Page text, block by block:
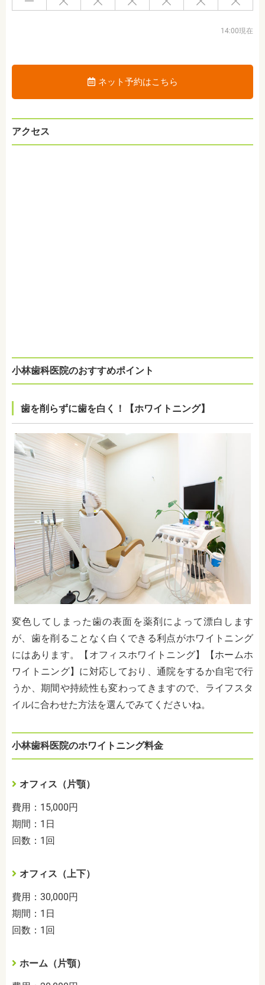
14:00現在
ネット予約はこちら
アクセス
小林歯科医院のおすすめポイント
歯を削らずに歯を白く！【ホワイトニング】
変色してしまった歯の表面を薬剤によって漂白します
が、歯を削ることなく白くできる利点がホワイトニング
にはあります。【オフィスホワイトニング】【ホームホ
ワイトニング】に対応しており、通院をするか自宅で行
うか、期間や持続性も変わってきますので、ライフスタ
イルに合わせた方法を選んでみてくださいね。
小林歯科医院のホワイトニング料金
オフィス（片顎）
費用：15,000円
期間：1日
回数：1回
オフィス（上下）
費用：30,000円
期間：1日
回数：1回
ホーム（片顎）